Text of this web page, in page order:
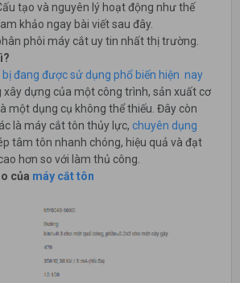
tạo và nguyên lý hoạt động như thế
khảo ngay bài viết sau đây.
phôi máy cắt uy tin nhất thị trường.
đang được sử dụng phổ biến hiện nay
xây dựng của một công trình, sản xuất cơ
một dụng cụ không thể thiếu. Đây còn
là máy cắt tôn thủy lực, chuyên dụng
tâm tôn nhanh chóng, hiệu quả và đạt
hơn so với làm thủ công.
của máy cắt tôn